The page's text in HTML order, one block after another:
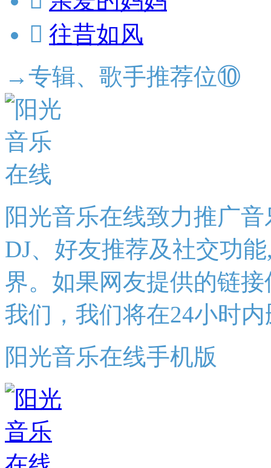
 往昔如风
→专辑、歌手推荐位⑩
阳光音乐在线致力推广
DJ、好友推荐及社交功
界。如果网友提供的链
我们，我们将在24小时
阳光音乐在线手机版